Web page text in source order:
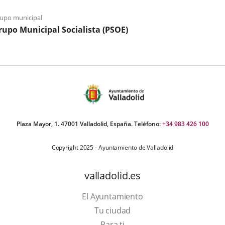
externa.
municipal
Municipal Socialista (PSOE)
Plaza Mayor, 1. 47001 Valladolid, España. Teléfono:+34 983 426 100
Copyright 2025 - Ayuntamiento de Valladolid
valladolid.es
El Ayuntamiento
Tu ciudad